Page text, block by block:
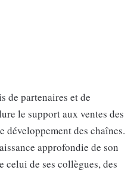
de partenaires et de
le support aux ventes des
développement des chaînes.
approfondie de son
celui de ses collègues, des